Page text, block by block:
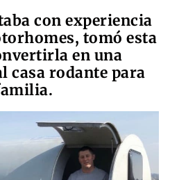
con experiencia
tomó esta
en una
casa rodante para